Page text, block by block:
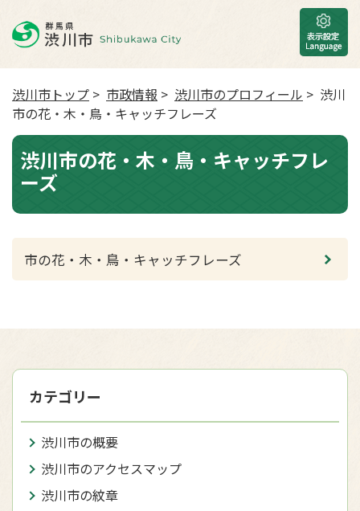
渋川市トップ > 市政情報 > 渋川市のプロフィール > 渋川
市の花・木・鳥・キャッチフレーズ
渋川市の花・木・鳥・キャッチフレ
ーズ
市の花・木・鳥・キャッチフレーズ
カテゴリー
渋川市の概要
渋川市のアクセスマップ
渋川市の紋章